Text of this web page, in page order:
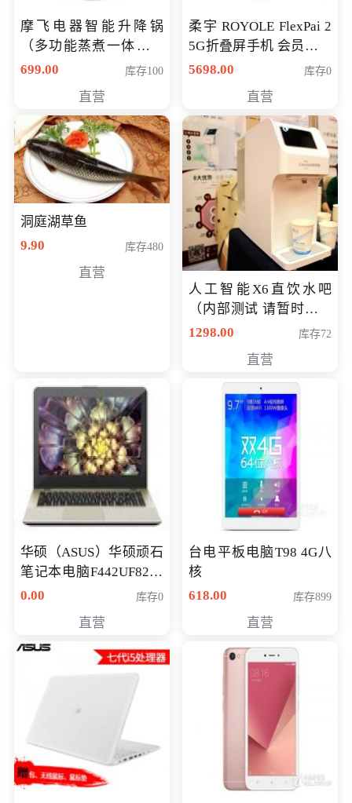
摩飞电器智能升降锅
（多功能蒸煮一体锅）
（智能升降养生锅） 会
699.00 库存100
直营
柔宇 ROYOLE FlexPai 2
5G折叠屏手机 会员专享
购买价格 4998元
5698.00 库存0
直营
洞庭湖草鱼
9.90
库存480
直营
人工智能X6直饮水吧
（内部测试 请暂时不要
购买）
1298.00 库存72
直营
华硕（ASUS）华硕顽石
笔记本电脑F442UF8250
八代独显轻薄办公商务
0.00 库存0
直营
台电平板电脑T98 4G八
核
618.00
库存899
直营